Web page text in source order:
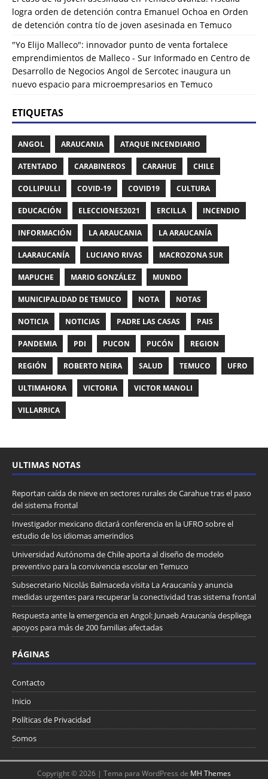
logra orden de detención contra Emanuel Ochoa en Orden
de detención contra tío de joven asesinada en Temuco
"Yo Elijo Malleco": innovador punto de venta fortalece
emprendimientos de Malleco - Sur Informado en Centro de
Desarrollo de Negocios Angol de Sercotec inaugura un
nuevo espacio para microempresarios en Temuco
ETIQUETAS
ANGOL ARAUCANIA ATAQUE INCENDIARIO
ATENTADO CARABINEROS CARAHUE CHILE
COLLIPULLI COVID-19 COVID19 CULTURA
EDUCACIÓN ELECCIONES2021 ERCILLA INCENDIO
INFORMACIÓN LA ARAUCANIA LA ARAUCANÍA
LAARAUCANÍA LUCIANO RIVAS MACROZONA SUR
MAPUCHE MARIO GONZÁLEZ MUNDO
MUNICIPALIDAD DE TEMUCO NOTA NOTAS
NOTICIA NOTICIAS PADRE LAS CASAS PAIS
PANDEMIA PDI PUCON PUCÓN REGION
REGIÓN ROBERTO NEIRA SALUD TEMUCO UFRO
ULTIMAHORA VICTORIA VICTOR MANOLI
VILLARRICA
ULTIMAS NOTAS
Reportan caída de nieve en sectores rurales de Carahue tras el paso
del sistema frontal
Investigador mexicano dictará conferencia en la UFRO sobre el
estudio de los idiomas amerindios
Universidad Autónoma de Chile aporta al diseño de modelo
preventivo para la convivencia escolar en Temuco
Subsecretario Nicolás Balmaceda visita La Araucanía y anuncia
medidas urgentes para recuperar la conectividad tras sistema frontal
Respuesta ante la emergencia en Angol: Junaeb Araucanía despliega
apoyos para más de 200 familias afectadas
PÁGINAS
Contacto
Inicio
Políticas de Privacidad
Somos
Copyright © 2026 | Tema para WordPress de MH Themes